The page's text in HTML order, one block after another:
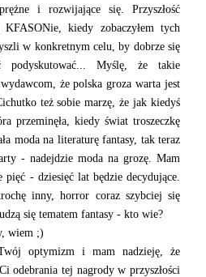
i rozwijające się. Przyszłość
kiedy zobaczyłem tych
w konkretnym celu, by dobrze się
podyskutować... Myślę, że takie
że polska groza warta jest
też sobie marzę, że jak kiedyś
przeminęła, kiedy świat troszeczkę
moda na literaturę fantasy, tak teraz
- nadejdzie moda na grozę. Mam
pięć - dziesięć lat będzie decydujące.
inny, horror coraz szybciej się
się tematem fantasy - kto wie?
wiem ;)
optymizm i mam nadzieję, że
odebrania tej nagrody w przyszłości